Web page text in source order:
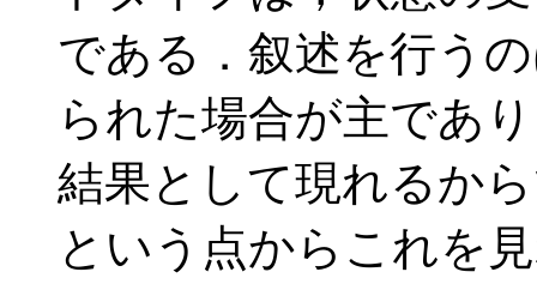
である．叙述を行う
られた場合が主であ
結果として現れるか
という点からこれを